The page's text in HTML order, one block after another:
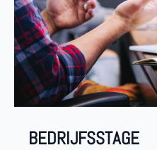
BEDRIJFSSTAGE